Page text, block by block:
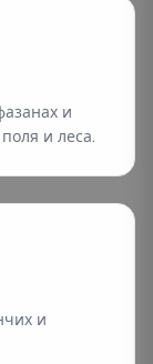
и
и леса.
и